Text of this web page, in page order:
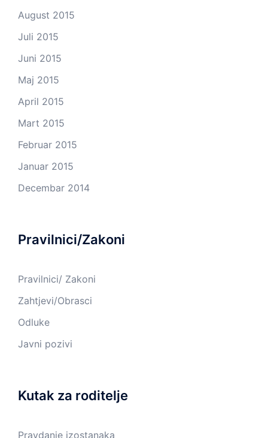
August 2015
Juli 2015
Juni 2015
Maj 2015
April 2015
Mart 2015
Februar 2015
Januar 2015
Decembar 2014
Pravilnici/Zakoni
Pravilnici/ Zakoni
Zahtjevi/Obrasci
Odluke
Javni pozivi
Kutak za roditelje
Pravdanje izostanaka